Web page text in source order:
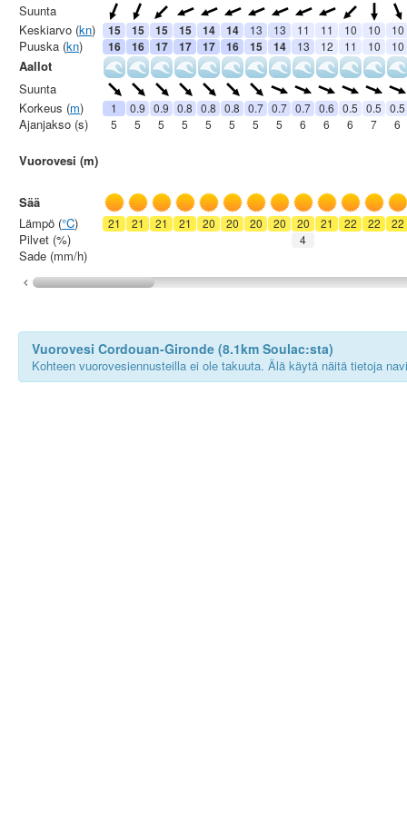
15 15 15 15 14 14 13 13 11 11 10 10 10
16 16 17 17 17 16 15 14 13 12 11 10 10
1 0.9 0.9 0.8 0.8 0.8 0.7 0.7 0.7 0.6 0.5 0.5 0.5
5
5 5 5 5 5 5 5 6 6 6 7 6
21 21 21 21 20 20 20 20 20 21 22 22
22
4
Suunta
Keskiarvo (kn)
Puuska (kn)
Aallot
Suunta
Korkeus (m)
Ajanjakso (s)
Vuorovesi (m)
Sää
Lämpö (°C)
Pilvet (%)
Sade (mm/h)
Vuorovesi Cordouan-Gironde (8.1km Soulac:sta)
Kohteen vuorovesiennusteilla ei ole takuuta. Älä käytä näitä tietoja